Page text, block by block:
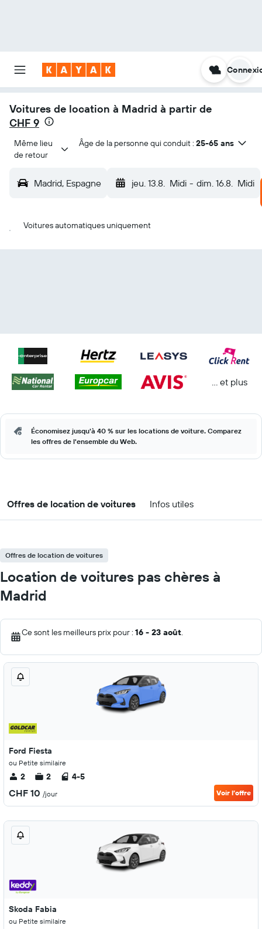
Voitures de location à Madrid à partir de
CHF 9
Même lieu
de retour
Âge de la personne qui conduit : 25-65 ans
Madrid, Espagne jeu. 13.8. Midi - dim. 16.8. Midi
Voitures automatiques uniquement
… et plus
Économisez jusqu'à 40 % sur les locations de voiture. Comparez
les offres de l'ensemble du Web.
Offres de location de voitures Infos utiles
Offres de location de voitures
Location de voitures pas chères à
Madrid
Ce sont les meilleurs prix pour : 16 - 23 août.
Ford Fiesta
ou Petite similaire
2 2 4-5
CHF 10 /jour Voir l’offre
Skoda Fabia
ou Petite similaire